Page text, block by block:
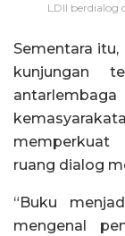
LDII berdialog
Sementara itu,
kunjungan
memperkuat
ruang dialog
“Buku
mengenal